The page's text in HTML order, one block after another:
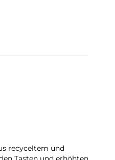
recyceltem und